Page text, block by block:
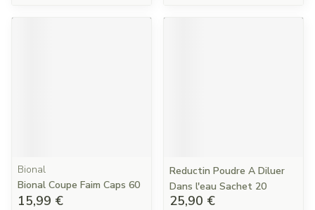
Bional
Bional Coupe Faim Caps 60
15,99 €
Reductin Poudre A Diluer
Dans l'eau Sachet 20
25,90 €